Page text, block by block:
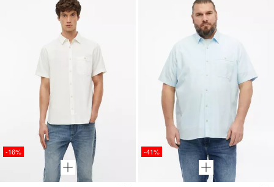
-16% -41%